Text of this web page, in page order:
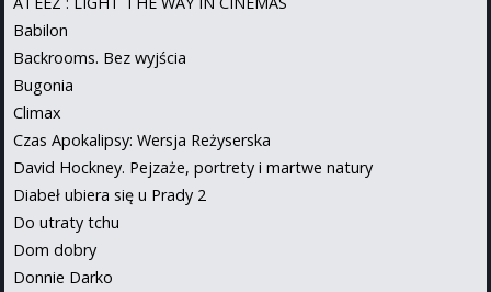
Babilon
Backrooms. Bez wyjścia
Bugonia
Climax
Czas Apokalipsy: Wersja Reżyserska
David Hockney. Pejzaże, portrety i martwe natury
Diabeł ubiera się u Prady 2
Do utraty tchu
Dom dobry
Donnie Darko